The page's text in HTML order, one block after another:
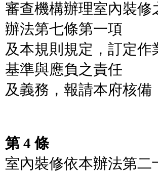
審查機構辦理室內裝
辦法第七條第一項
及本規則規定，訂定
基準與應負之責任
及義務，報請本府核備
第 4 條
室內裝修依本辦法第